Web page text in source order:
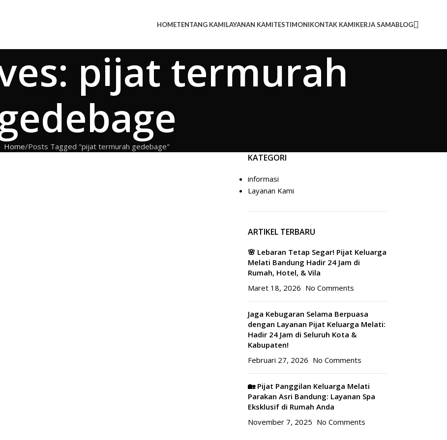
HOMETENTANG KAMILAYANAN KAMITESTIMONIKONTAK KAMIKERJA SAMABLOG
pijat termurah
Home Posts Tagged "pijat termurah gedebage"
KATEGORI
informasi
Layanan Kami
ARTIKEL TERBARU
🌸 Lebaran Tetap Segar! Pijat Keluarga
Melati Bandung Hadir 24 Jam di
Rumah, Hotel, & Vila
Maret 18, 2026 No Comments
Jaga Kebugaran Selama Berpuasa
dengan Layanan Pijat Keluarga Melati:
Hadir 24 Jam di Seluruh Kota &
Kabupaten!
Februari 27, 2026 No Comments
🏡 Pijat Panggilan Keluarga Melati
Parakan Asri Bandung: Layanan Spa
Eksklusif di Rumah Anda
November 7, 2025 No Comments